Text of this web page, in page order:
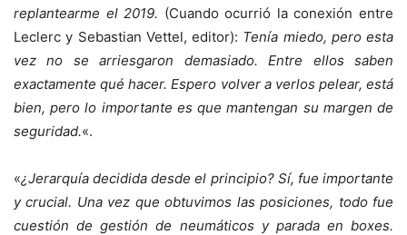
replantearme el 2019. (Cuando ocurrió la conexión entre
Leclerc y Sebastian Vettel, editor): Tenía miedo, pero esta
vez no se arriesgaron demasiado. Entre ellos saben
exactamente qué hacer. Espero volver a verlos pelear, está
bien, pero lo importante es que mantengan su margen de
seguridad.«.
«¿Jerarquía decidida desde el principio? Sí, fue importante
y crucial. Una vez que obtuvimos las posiciones, todo fue
cuestión de gestión de neumáticos y parada en boxes.